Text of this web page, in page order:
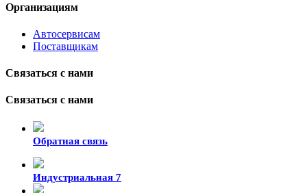
Организациям
Автосервисам
Поставщикам
Связаться с нами
Связаться с нами
Обратная связь
Индустриальная 7